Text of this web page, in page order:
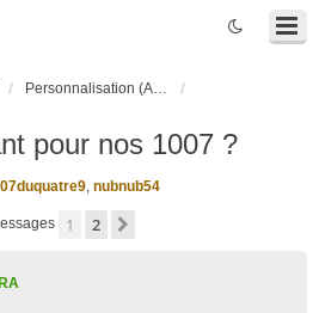
Personnalisation (Accessoires, Tuning, ...)
pour nos 1007 ?
, nubnub54
1 2